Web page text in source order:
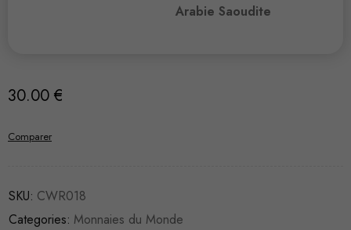
Arabie Saoudite
30.00 €
Comparer
SKU: CWR018
Categories: Monnaies du Monde